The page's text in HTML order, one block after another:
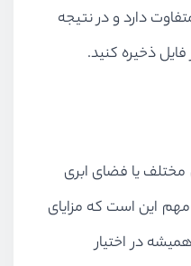
دارد و در نتیجه
ذخیره کنید.
یا فضای ابری
مهم این است که مزایای
فوق‌العاده Object Storage همیشه در اختیار